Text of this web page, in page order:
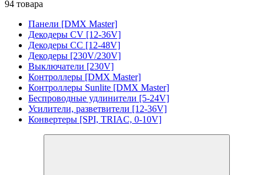
94 товара
Панели [DMX Master]
Декодеры CV [12-36V]
Декодеры CC [12-48V]
Декодеры [230V/230V]
Выключатели [230V]
Контроллеры [DMX Master]
Контроллеры Sunlite [DMX Master]
Беспроводные удлинители [5-24V]
Усилители, разветвители [12-36V]
Конвертеры [SPI, TRIAC, 0-10V]